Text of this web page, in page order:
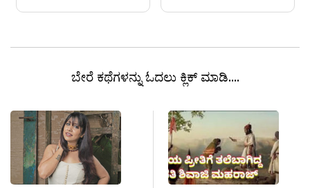
ಬೇರೆ ಕಥೆಗಳನ್ನು ಓದಲು ಕ್ಲಿಕ್ ಮಾಡಿ....